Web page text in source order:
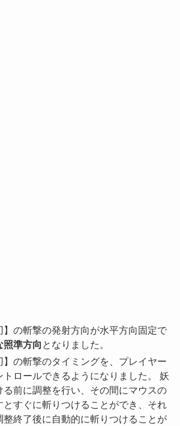
】の斬撃の発射方向が水平方向固定で
照準方向 となりました。
】の斬撃のタイミングを、プレイヤー
トロールできるようになりました。 妖
る前に調整を行い、その間にマウスの
とすぐに斬りつけることができ、それ
整終了後に自動的に斬りつけることが